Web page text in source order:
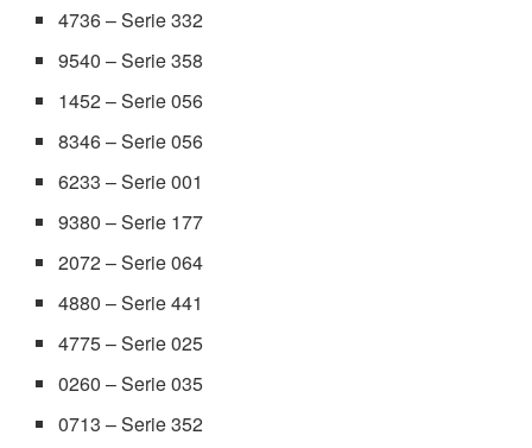
4736 – Serie 332
9540 – Serie 358
1452 – Serie 056
8346 – Serie 056
6233 – Serie 001
9380 – Serie 177
2072 – Serie 064
4880 – Serie 441
4775 – Serie 025
0260 – Serie 035
0713 – Serie 352